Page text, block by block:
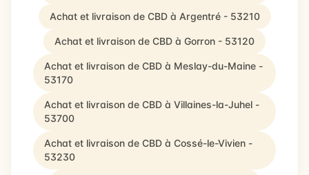
Achat et livraison de CBD à Argentré - 53210
Achat et livraison de CBD à Gorron - 53120
Achat et livraison de CBD à Meslay-du-Maine -
53170
Achat et livraison de CBD à Villaines-la-Juhel -
53700
Achat et livraison de CBD à Cossé-le-Vivien -
53230